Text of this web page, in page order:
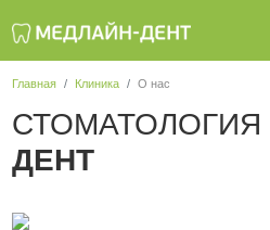
Главная Клиника О нас
СТОМАТОЛОГИЯ
ДЕНТ